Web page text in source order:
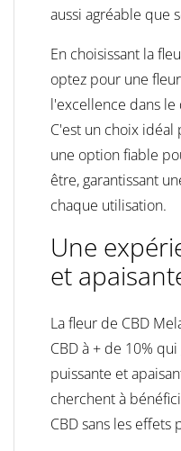
aussi agréable que
En choisissant la
optez pour une
l'excellence dans le
C'est un choix
une option fiable
être, garantissant
chaque utilisation.
Une
et
La fleur de CBD
CBD à + de 10%
puissante et
cherchent à
CBD sans les effets